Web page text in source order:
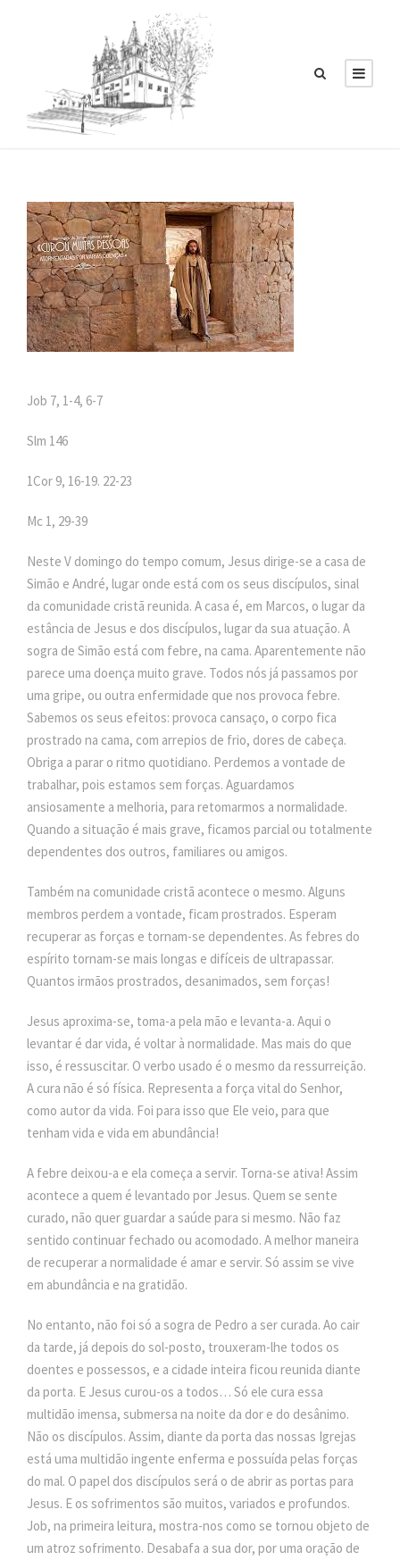
Job 7, 1-4, 6-7
Slm 146
1Cor 9, 16-19. 22-23
Mc 1, 29-39
Neste V domingo do tempo comum, Jesus dirige-se a casa de
Simão e André, lugar onde está com os seus discípulos, sinal
da comunidade cristã reunida. A casa é, em Marcos, o lugar da
estância de Jesus e dos discípulos, lugar da sua atuação. A
sogra de Simão está com febre, na cama. Aparentemente não
parece uma doença muito grave. Todos nós já passamos por
uma gripe, ou outra enfermidade que nos provoca febre.
Sabemos os seus efeitos: provoca cansaço, o corpo fica
prostrado na cama, com arrepios de frio, dores de cabeça.
Obriga a parar o ritmo quotidiano. Perdemos a vontade de
trabalhar, pois estamos sem forças. Aguardamos
ansiosamente a melhoria, para retomarmos a normalidade.
Quando a situação é mais grave, ficamos parcial ou totalmente
dependentes dos outros, familiares ou amigos.
Também na comunidade cristã acontece o mesmo. Alguns
membros perdem a vontade, ficam prostrados. Esperam
recuperar as forças e tornam-se dependentes. As febres do
espírito tornam-se mais longas e difíceis de ultrapassar.
Quantos irmãos prostrados, desanimados, sem forças!
Jesus aproxima-se, toma-a pela mão e levanta-a. Aqui o
levantar é dar vida, é voltar à normalidade. Mas mais do que
isso, é ressuscitar. O verbo usado é o mesmo da ressurreição.
A cura não é só física. Representa a força vital do Senhor,
como autor da vida. Foi para isso que Ele veio, para que
tenham vida e vida em abundância!
A febre deixou-a e ela começa a servir. Torna-se ativa! Assim
acontece a quem é levantado por Jesus. Quem se sente
curado, não quer guardar a saúde para si mesmo. Não faz
sentido continuar fechado ou acomodado. A melhor maneira
de recuperar a normalidade é amar e servir. Só assim se vive
em abundância e na gratidão.
No entanto, não foi só a sogra de Pedro a ser curada. Ao cair
da tarde, já depois do sol-posto, trouxeram-lhe todos os
doentes e possessos, e a cidade inteira ficou reunida diante
da porta. E Jesus curou-os a todos… Só ele cura essa
multidão imensa, submersa na noite da dor e do desânimo.
Não os discípulos. Assim, diante da porta das nossas Igrejas
está uma multidão ingente enferma e possuída pelas forças
do mal. O papel dos discípulos será o de abrir as portas para
Jesus. E os sofrimentos são muitos, variados e profundos.
Job, na primeira leitura, mostra-nos como se tornou objeto de
um atroz sofrimento. Desabafa a sua dor, por uma oração de